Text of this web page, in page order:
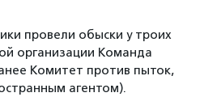
провели обыски у троих
организации Команда
Комитет против пыток,
агентом).